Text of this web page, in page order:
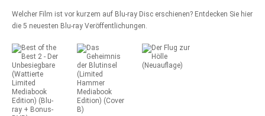
Welcher Film ist vor kurzem auf Blu-ray Disc erschienen? Entdecken Sie hier
die 5 neuesten Blu-ray Veröffentlichungen.